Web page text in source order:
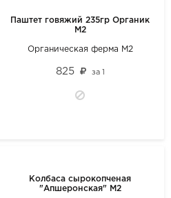
Паштет говяжий 235гр Органик
М2
Органическая ферма М2
825 за 1
Колбаса сырокопченая
"Апшеронская" М2